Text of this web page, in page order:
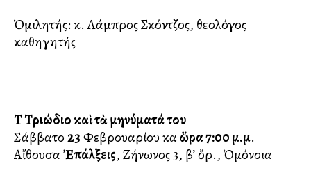
Ὁμιλητής: κ. Λάμπρος Σκόντζος, θεολόγος
καθηγητής
Τὸ Τριώδιο καὶ τὰ μηνύματά του
Σάββατο23Φεβρουαρίου καὶὥρα 7:00 μ.μ.
ΑἴθουσαἘπάλξεις, Ζήνωνος 3, β’ ὄρ., Ὁμόνοια